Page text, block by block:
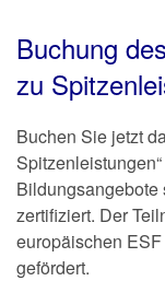
Buchung
zu
Buchen Sie jetzt
Bildungsangebote
zertifiziert. Der
europäischen
gefördert.